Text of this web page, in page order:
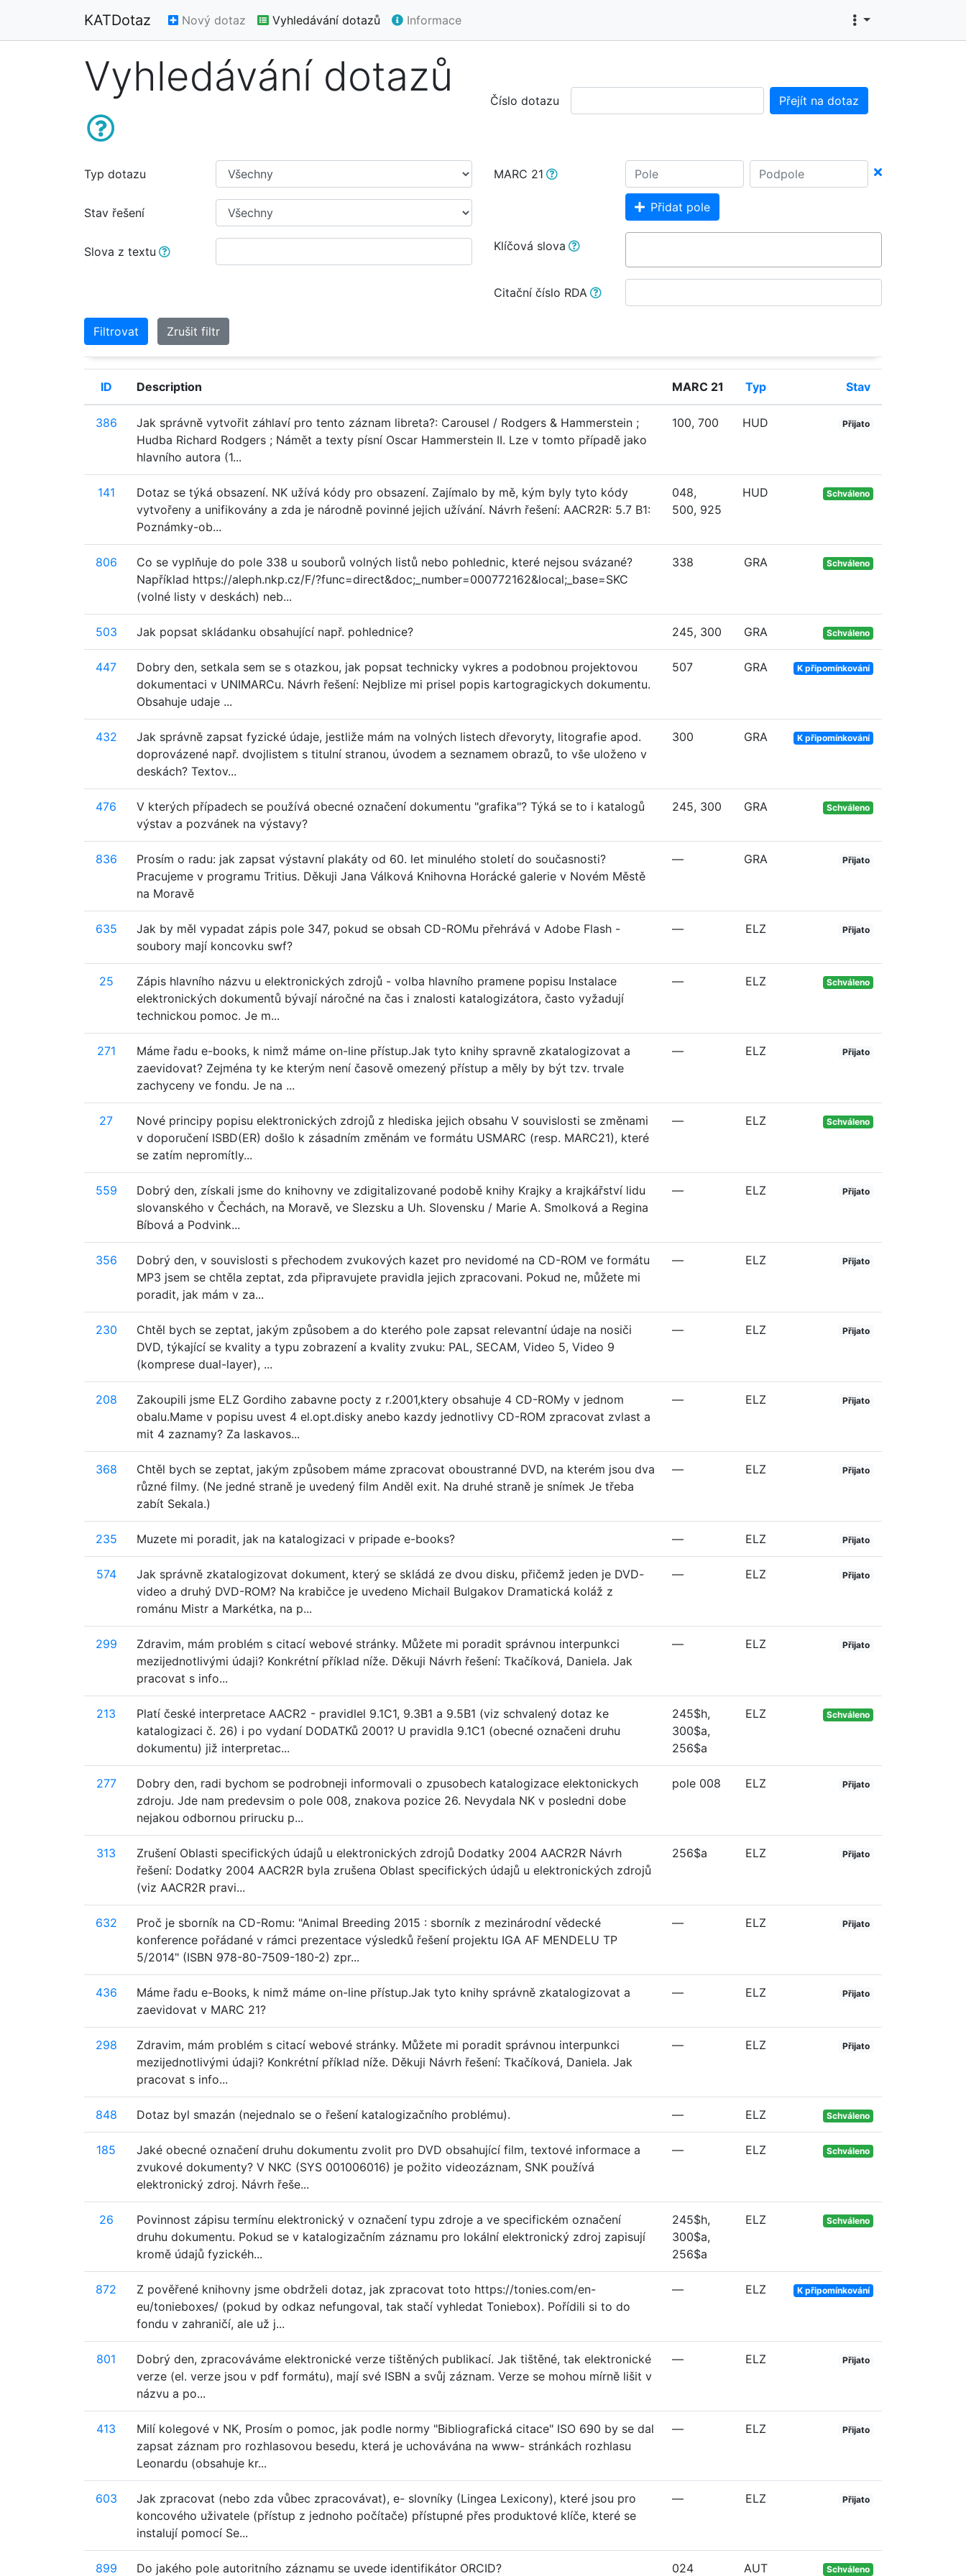
KATDotaz Nový dotaz Vyhledávání dotazů Informace
Vyhledávání dotazů Číslo dotazu Přejít na dotaz
Typ dotazu
Stav řešení
Slova z textu
MARC 21
Přidat pole
Klíčová slova
Citační číslo RDA
Filtrovat Zrušit filtr
ID Description MARC 21 Typ Stav
386
Jak správně vytvořit záhlaví pro tento záznam libreta?: Carousel / Rodgers & Hammerstein ;
Hudba Richard Rodgers ; Námět a texty písní Oscar Hammerstein II. Lze v tomto případě jako
hlavního autora (1...
100, 700 HUD Přijato
141
Dotaz se týká obsazení. NK užívá kódy pro obsazení. Zajímalo by mě, kým byly tyto kódy
vytvořeny a unifikovány a zda je národně povinné jejich užívání. Návrh řešení: AACR2R: 5.7 B1:
Poznámky-ob...
048,
500, 925
HUD Schváleno
806
Co se vyplňuje do pole 338 u souborů volných listů nebo pohlednic, které nejsou svázané?
Například https://aleph.nkp.cz/F/?func=direct&doc;_number=000772162&local;_base=SKC
(volné listy v deskách) neb...
338 GRA Schváleno
503 Jak popsat skládanku obsahující např. pohlednice? 245, 300 GRA Schváleno
447
Dobry den, setkala sem se s otazkou, jak popsat technicky vykres a podobnou projektovou
dokumentaci v UNIMARCu. Návrh řešení: Nejblize mi prisel popis kartogragickych dokumentu.
Obsahuje udaje ...
507 GRA K připomínkování
432
Jak správně zapsat fyzické údaje, jestliže mám na volných listech dřevoryty, litografie apod.
doprovázené např. dvojlistem s titulní stranou, úvodem a seznamem obrazů, to vše uloženo v
deskách? Textov...
300 GRA K připomínkování
476
V kterých případech se používá obecné označení dokumentu "grafika"? Týká se to i katalogů
výstav a pozvánek na výstavy?
245, 300 GRA Schváleno
836
Prosím o radu: jak zapsat výstavní plakáty od 60. let minulého století do současnosti?
Pracujeme v programu Tritius. Děkuji Jana Válková Knihovna Horácké galerie v Novém Městě
na Moravě
— GRA Přijato
635
Jak by měl vypadat zápis pole 347, pokud se obsah CD-ROMu přehrává v Adobe Flash -
soubory mají koncovku swf?
— ELZ Přijato
25
Zápis hlavního názvu u elektronických zdrojů - volba hlavního pramene popisu Instalace
elektronických dokumentů bývají náročné na čas i znalosti katalogizátora, často vyžadují
technickou pomoc. Je m...
— ELZ Schváleno
271
Máme řadu e-books, k nimž máme on-line přístup.Jak tyto knihy spravně zkatalogizovat a
zaevidovat? Zejména ty ke kterým není časově omezený přístup a měly by být tzv. trvale
zachyceny ve fondu. Je na ...
— ELZ Přijato
27
Nové principy popisu elektronických zdrojů z hlediska jejich obsahu V souvislosti se změnami
v doporučení ISBD(ER) došlo k zásadním změnám ve formátu USMARC (resp. MARC21), které
se zatím nepromítly...
— ELZ Schváleno
559
Dobrý den, získali jsme do knihovny ve zdigitalizované podobě knihy Krajky a krajkářství lidu
slovanského v Čechách, na Moravě, ve Slezsku a Uh. Slovensku / Marie A. Smolková a Regina
Bíbová a Podvink...
— ELZ Přijato
356
Dobrý den, v souvislosti s přechodem zvukových kazet pro nevidomé na CD-ROM ve formátu
MP3 jsem se chtěla zeptat, zda připravujete pravidla jejich zpracovani. Pokud ne, můžete mi
poradit, jak mám v za...
— ELZ Přijato
230
Chtěl bych se zeptat, jakým způsobem a do kterého pole zapsat relevantní údaje na nosiči
DVD, týkající se kvality a typu zobrazení a kvality zvuku: PAL, SECAM, Video 5, Video 9
(komprese dual-layer), ...
— ELZ Přijato
208
Zakoupili jsme ELZ Gordiho zabavne pocty z r.2001,ktery obsahuje 4 CD-ROMy v jednom
obalu.Mame v popisu uvest 4 el.opt.disky anebo kazdy jednotlivy CD-ROM zpracovat zvlast a
mit 4 zaznamy? Za laskavos...
— ELZ Přijato
368
Chtěl bych se zeptat, jakým způsobem máme zpracovat oboustranné DVD, na kterém jsou dva
různé filmy. (Ne jedné straně je uvedený film Anděl exit. Na druhé straně je snímek Je třeba
zabít Sekala.)
— ELZ Přijato
235 Muzete mi poradit, jak na katalogizaci v pripade e-books? — ELZ Přijato
574
Jak správně zkatalogizovat dokument, který se skládá ze dvou disku, přičemž jeden je DVD-
video a druhý DVD-ROM? Na krabičce je uvedeno Michail Bulgakov Dramatická koláž z
románu Mistr a Markétka, na p...
— ELZ Přijato
299
Zdravim, mám problém s citací webové stránky. Můžete mi poradit správnou interpunkci
mezijednotlivými údaji? Konkrétní příklad níže. Děkuji Návrh řešení: Tkačíková, Daniela. Jak
pracovat s info...
— ELZ Přijato
213
Platí české interpretace AACR2 - pravidlel 9.1C1, 9.3B1 a 9.5B1 (viz schvalený dotaz ke
katalogizaci č. 26) i po vydaní DODATKů 2001? U pravidla 9.1C1 (obecné označeni druhu
dokumentu) již interpretac...
245$h,
300$a,
256$a
ELZ Schváleno
277
Dobry den, radi bychom se podrobneji informovali o zpusobech katalogizace elektonickych
zdroju. Jde nam predevsim o pole 008, znakova pozice 26. Nevydala NK v posledni dobe
nejakou odbornou prirucku p...
pole 008 ELZ Přijato
313
Zrušení Oblasti specifických údajů u elektronických zdrojů Dodatky 2004 AACR2R Návrh
řešení: Dodatky 2004 AACR2R byla zrušena Oblast specifických údajů u elektronických zdrojů
(viz AACR2R pravi...
256$a ELZ Přijato
632
Proč je sborník na CD-Romu: "Animal Breeding 2015 : sborník z mezinárodní vědecké
konference pořádané v rámci prezentace výsledků řešení projektu IGA AF MENDELU TP
5/2014" (ISBN 978-80-7509-180-2) zpr...
— ELZ Přijato
436
Máme řadu e-Books, k nimž máme on-line přístup.Jak tyto knihy správně zkatalogizovat a
zaevidovat v MARC 21?
— ELZ Přijato
298
Zdravim, mám problém s citací webové stránky. Můžete mi poradit správnou interpunkci
mezijednotlivými údaji? Konkrétní příklad níže. Děkuji Návrh řešení: Tkačíková, Daniela. Jak
pracovat s info...
— ELZ Přijato
848 Dotaz byl smazán (nejednalo se o řešení katalogizačního problému). — ELZ Schváleno
185
Jaké obecné označení druhu dokumentu zvolit pro DVD obsahující film, textové informace a
zvukové dokumenty? V NKC (SYS 001006016) je požito videozáznam, SNK používá
elektronický zdroj. Návrh řeše...
— ELZ Schváleno
26
Povinnost zápisu termínu elektronický v označení typu zdroje a ve specifickém označení
druhu dokumentu. Pokud se v katalogizačním záznamu pro lokální elektronický zdroj zapisují
kromě údajů fyzickéh...
245$h,
300$a,
256$a
ELZ Schváleno
872
Z pověřené knihovny jsme obdrželi dotaz, jak zpracovat toto https://tonies.com/en-
eu/tonieboxes/ (pokud by odkaz nefungoval, tak stačí vyhledat Toniebox). Pořídili si to do
fondu v zahraničí, ale už j...
— ELZ K připomínkování
801
Dobrý den, zpracováváme elektronické verze tištěných publikací. Jak tištěné, tak elektronické
verze (el. verze jsou v pdf formátu), mají své ISBN a svůj záznam. Verze se mohou mírně lišit v
názvu a po...
— ELZ Přijato
413
Milí kolegové v NK, Prosím o pomoc, jak podle normy "Bibliografická citace" ISO 690 by se dal
zapsat záznam pro rozhlasovou besedu, která je uchovávána na www- stránkách rozhlasu
Leonardu (obsahuje kr...
— ELZ Přijato
603
Jak zpracovat (nebo zda vůbec zpracovávat), e- slovníky (Lingea Lexicony), které jsou pro
koncového uživatele (přístup z jednoho počítače) přístupné přes produktové klíče, které se
instalují pomocí Se...
— ELZ Přijato
899 Do jakého pole autoritního záznamu se uvede identifikátor ORCID? 024 AUT Schváleno